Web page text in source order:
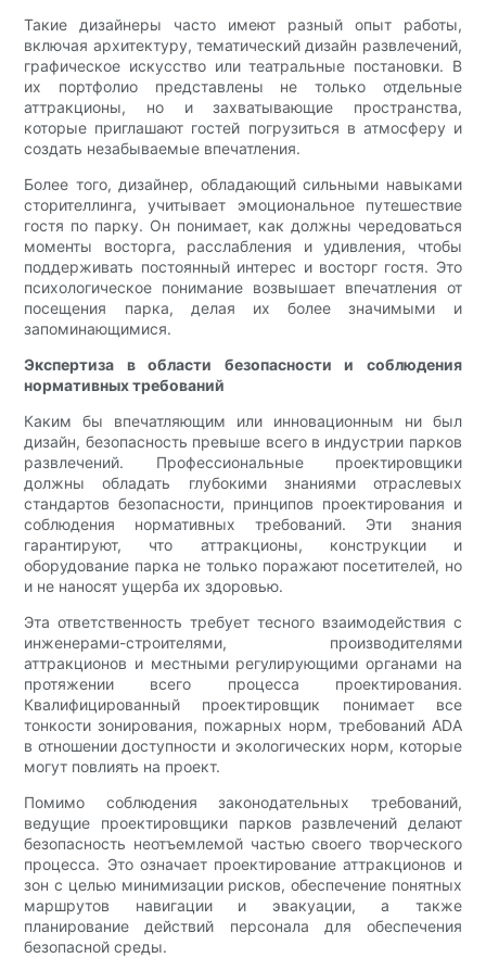
Такие дизайнеры часто имеют разный опыт работы,
включая архитектуру, тематический дизайн развлечений,
графическое искусство или театральные постановки. В
их портфолио представлены не только отдельные
аттракционы, но и захватывающие пространства,
которые приглашают гостей погрузиться в атмосферу и
создать незабываемые впечатления.
Более того, дизайнер, обладающий сильными навыками
сторителлинга, учитывает эмоциональное путешествие
гостя по парку. Он понимает, как должны чередоваться
моменты восторга, расслабления и удивления, чтобы
поддерживать постоянный интерес и восторг гостя. Это
психологическое понимание возвышает впечатления от
посещения парка, делая их более значимыми и
запоминающимися.
Экспертиза в области безопасности и соблюдения
нормативных требований
Каким бы впечатляющим или инновационным ни был
дизайн, безопасность превыше всего в индустрии парков
развлечений. Профессиональные проектировщики
должны обладать глубокими знаниями отраслевых
стандартов безопасности, принципов проектирования и
соблюдения нормативных требований. Эти знания
гарантируют, что аттракционы, конструкции и
оборудование парка не только поражают посетителей, но
и не наносят ущерба их здоровью.
Эта ответственность требует тесного взаимодействия с
инженерами-строителями, производителями
аттракционов и местными регулирующими органами на
протяжении всего процесса проектирования.
Квалифицированный проектировщик понимает все
тонкости зонирования, пожарных норм, требований ADA
в отношении доступности и экологических норм, которые
могут повлиять на проект.
Помимо соблюдения законодательных требований,
ведущие проектировщики парков развлечений делают
безопасность неотъемлемой частью своего творческого
процесса. Это означает проектирование аттракционов и
зон с целью минимизации рисков, обеспечение понятных
маршрутов навигации и эвакуации, а также
планирование действий персонала для обеспечения
безопасной среды.